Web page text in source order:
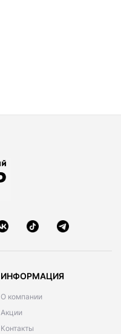
ИНФОРМАЦИЯ
О компании
Акции
Контакты